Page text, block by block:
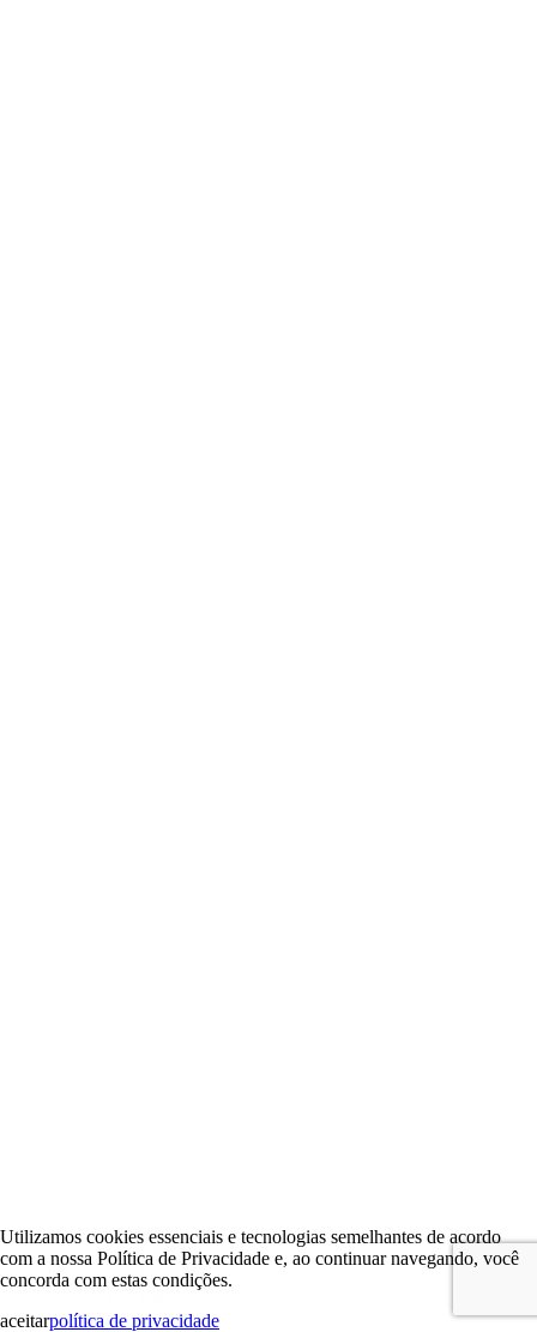
Utilizamos cookies essenciais e tecnologias semelhantes de acordo
com a nossa Política de Privacidade e, ao continuar navegando, você
concorda com estas condições.
aceitarpolítica de privacidade